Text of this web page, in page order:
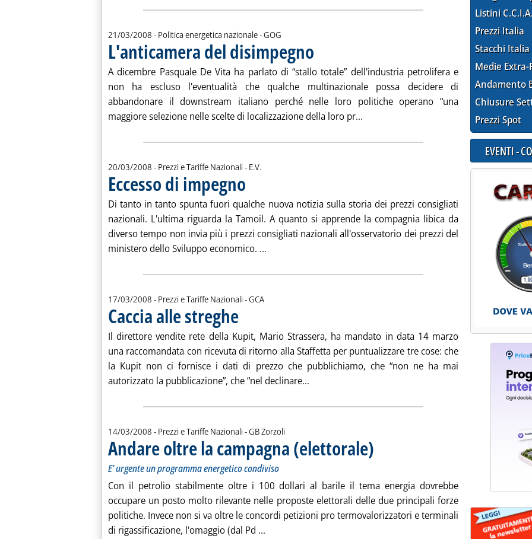
21/03/2008 - Politica energetica nazionale -di:
GOG
L'anticamera del disimpegno
A dicembre Pasquale De Vita ha parlato di “stallo totale” dell'industria petrolifera e
non ha escluso l'eventualità che qualche multinazionale possa decidere di
abbandonare il downstream italiano perché nelle loro politiche operano “una
maggiore selezione nelle scelte di localizzazione della loro pr... Leggi tutta la notizia: 'L'anticamera
20/03/2008 - Prezzi e Tariffe Nazionali - di:
E.V.
Eccesso di impegno
Di tanto in tanto spunta fuori qualche nuova notizia sulla storia dei prezzi consigliati
nazionali. L'ultima riguarda la Tamoil. A quanto si apprende la compagnia libica da
diverso tempo non invia più i prezzi consigliati nazionali all'osservatorio dei prezzi del
ministero dello Sviluppo economico. ...
17/03/2008 - Prezzi e Tariffe Nazionali -di:
GCA
Caccia alle streghe
Il direttore vendite rete della Kupit, Mario Strassera, ha mandato in data 14 marzo
una raccomandata con ricevuta di ritorno alla Staffetta per puntualizzare tre cose: che
la Kupit non ci fornisce i dati di prezzo che pubblichiamo, che “non ne ha mai
autorizzato la pubblicazione”, che “nel declinare...
14/03/2008 - Prezzi e Tariffe Nazionali -di:
GB Zorzoli
Andare oltre la campagna (elettorale) . Sottotitolo: E' urgente un programma energetico
E' urgente un programma energetico condiviso
Con il petrolio stabilmente oltre i 100 dollari al barile il tema energia dovrebbe
occupare un posto molto rilevante nelle proposte elettorali delle due principali forze
politiche. Invece non si va oltre le concordi petizioni pro termovalorizzatori e terminali
di rigassificazione, l'omaggio (dal Pd ... Leggi tutta la notizia: 'Andare oltre la campagna (elettorale)'
Listini
Prezzi Italia
Stacchi Italia
Medie Extra-
Andamento
Chiusure
Prezzi Spot
EVENTI -